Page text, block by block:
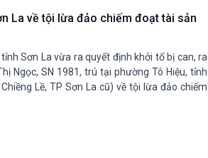
La về tội lừa đảo chiếm đoạt tài sản
Sơn La vừa ra quyết định khởi tố bị can, ra
Ngọc, SN 1981, trú tại phường Tô Hiệu, tỉnh
Lề, TP Sơn La cũ) về tội lừa đảo chiếm